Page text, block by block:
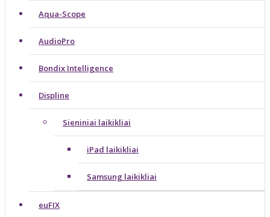
Aqua-Scope
AudioPro
Bondix Intelligence
Displine
Sieniniai laikikliai
iPad laikikliai
Samsung laikikliai
euFIX